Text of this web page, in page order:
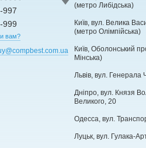
997
999
вам?
(метро Либідська)
Київ, вул. Велика
(метро Олімпійська)
Київ, Оболонський
Мінська)
Львів, вул. Генерала
Дніпро, вул. Князя
Великого, 20
Одесса, вул.
Луцьк, вул. Гулака-